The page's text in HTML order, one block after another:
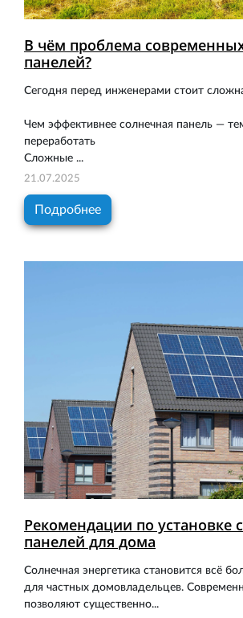
В чём проблема
панелей?
Сегодня перед инженерами стоит
Чем эффективнее солнечная панель —
переработать
Сложные ...
21.07.2025
Подробнее
Рекомендации по установке
панелей для дома
Солнечная энергетика становится всё
для частных домовладельцев.
позволяют существенно...